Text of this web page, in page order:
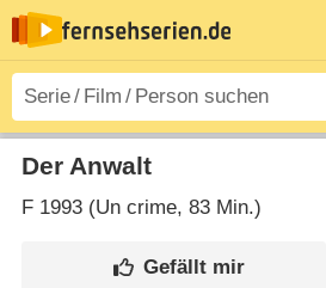
Der Anwalt
F1993 (Un crime‎, 83 Min.)